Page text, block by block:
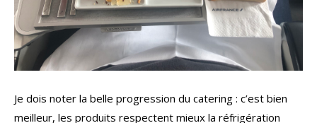
Je dois noter la belle progression du catering : c’est bien
meilleur, les produits respectent mieux la réfrigération